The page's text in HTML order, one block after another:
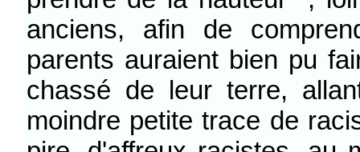
anciens, afin de
parents auraient bien pu
chassé de leur terre,
moindre petite trace de